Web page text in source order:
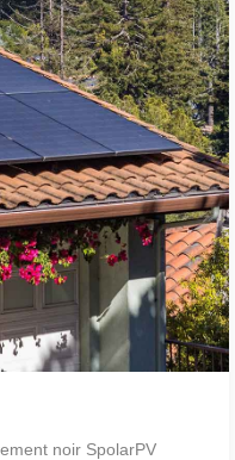
noir SpolarPV